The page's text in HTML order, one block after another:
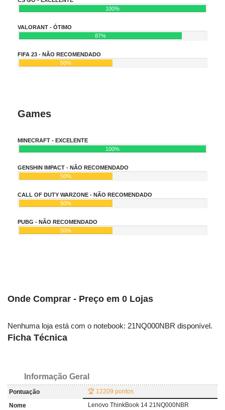
100%
VALORANT - ÓTIMO
87%
FIFA 23 - NÃO RECOMENDADO
50%
Games
MINECRAFT - EXCELENTE
100%
GENSHIN IMPACT - NÃO RECOMENDADO
50%
CALL OF DUTY WARZONE - NÃO RECOMENDADO
50%
PUBG - NÃO RECOMENDADO
50%
Onde Comprar - Preço em 0 Lojas
Nenhuma loja está com o notebook: 21NQ000NBR disponível.
Ficha Técnica
Informação Geral
Pontuação
🏆 12209 pontos
Nome
Lenovo ThinkBook 14 21NQ000NBR